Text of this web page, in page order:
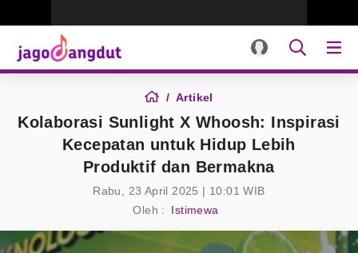
Artikel
Kolaborasi Sunlight X Whoosh: Inspirasi
Kecepatan untuk Hidup Lebih
Produktif dan Bermakna
Rabu, 23 April 2025 | 10:01 WIB
Oleh :
Istimewa